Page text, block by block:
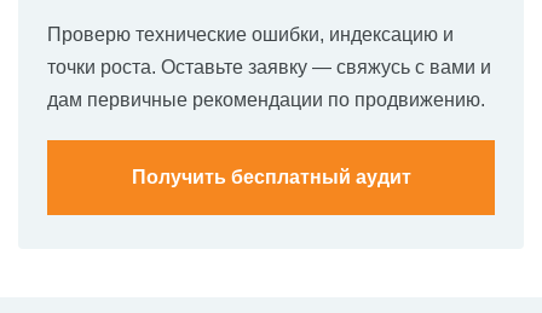
Проверю технические ошибки, индексацию и
точки роста. Оставьте заявку — свяжусь с вами и
дам первичные рекомендации по продвижению.
Получить бесплатный аудит